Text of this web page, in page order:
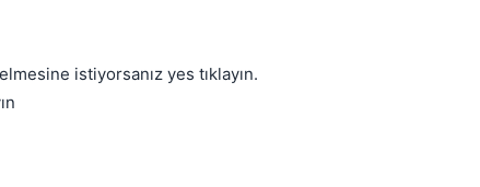
istiyorsanız yes tıklayın.